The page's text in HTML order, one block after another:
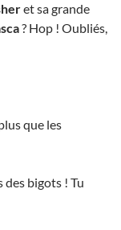
et sa grande
? Hop ! Oubliés,
que les
des bigots ! Tu